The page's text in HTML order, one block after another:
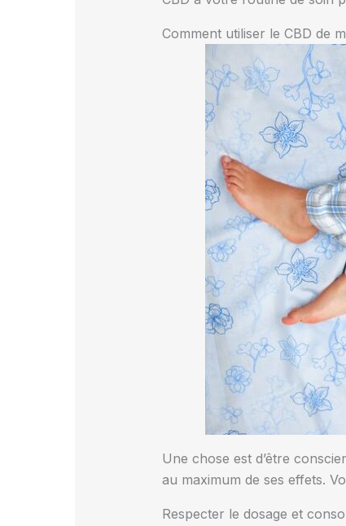
Comment utiliser le CBD de
Une chose est d’être
au maximum de ses effets.
Respecter le dosage et